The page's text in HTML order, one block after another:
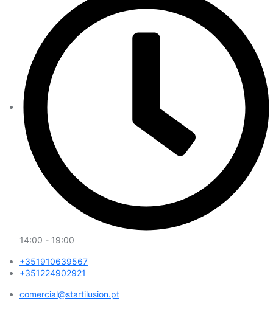
14:00 - 19:00
+351910639567
+351224902921
comercial@startilusion.pt​